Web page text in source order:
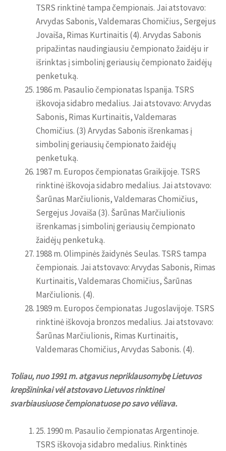
TSRS rinktinė tampa čempionais. Jai atstovavo:
Arvydas Sabonis, Valdemaras Chomičius, Sergejus
Jovaiša, Rimas Kurtinaitis (4). Arvydas Sabonis
pripažintas naudingiausiu čempionato žaidėju ir
išrinktas į simbolinį geriausių čempionato žaidėjų
penketuką.
1986 m. Pasaulio čempionatas Ispanija. TSRS
iškovoja sidabro medalius. Jai atstovavo: Arvydas
Sabonis, Rimas Kurtinaitis, Valdemaras
Chomičius. (3) Arvydas Sabonis išrenkamas į
simbolinį geriausių čempionato žaidėjų
penketuką.
1987 m. Europos čempionatas Graikijoje. TSRS
rinktinė iškovoja sidabro medalius. Jai atstovavo:
Šarūnas Marčiulionis, Valdemaras Chomičius,
Sergejus Jovaiša (3). Šarūnas Marčiulionis
išrenkamas į simbolinį geriausių čempionato
žaidėjų penketuką.
1988 m. Olimpinės žaidynės Seulas. TSRS tampa
čempionais. Jai atstovavo: Arvydas Sabonis, Rimas
Kurtinaitis, Valdemaras Chomičius, Šarūnas
Marčiulionis. (4).
1989 m. Europos čempionatas Jugoslavijoje. TSRS
rinktinė iškovoja bronzos medalius. Jai atstovavo:
Šarūnas Marčiulionis, Rimas Kurtinaitis,
Valdemaras Chomičius, Arvydas Sabonis. (4).
Toliau, nuo 1991 m. atgavus nepriklausomybę Lietuvos
krepšininkai vėl atstovavo Lietuvos rinktinei
svarbiausiuose čempionatuose po savo vėliava.
25. 1990 m. Pasaulio čempionatas Argentinoje.
TSRS iškovoja sidabro medalius. Rinktinės